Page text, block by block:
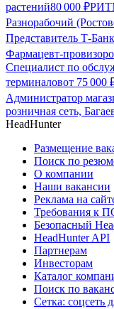
растений80 000 ₽
Разнорабочий
Представитель Т-
Фармацевт-провизор
Специалист по
терминаловот 75 000
Администратор
розничная сеть,
HeadHunter
Размещение
Поиск по
О компании
Наши вакансии
Реклама на
Требования к
Безопасный
HeadHunter API
Партнерам
Инвесторам
Каталог
Поиск по
Сетка: соцсеть